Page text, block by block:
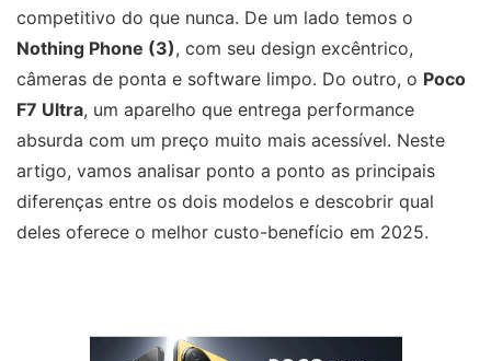
competitivo do que nunca. De um lado temos o
Nothing Phone (3), com seu design excêntrico,
câmeras de ponta e software limpo. Do outro, o Poco
F7 Ultra, um aparelho que entrega performance
absurda com um preço muito mais acessível. Neste
artigo, vamos analisar ponto a ponto as principais
diferenças entre os dois modelos e descobrir qual
deles oferece o melhor custo-benefício em 2025.